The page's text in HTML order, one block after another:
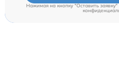
Нажимая на кнопку "Оставить